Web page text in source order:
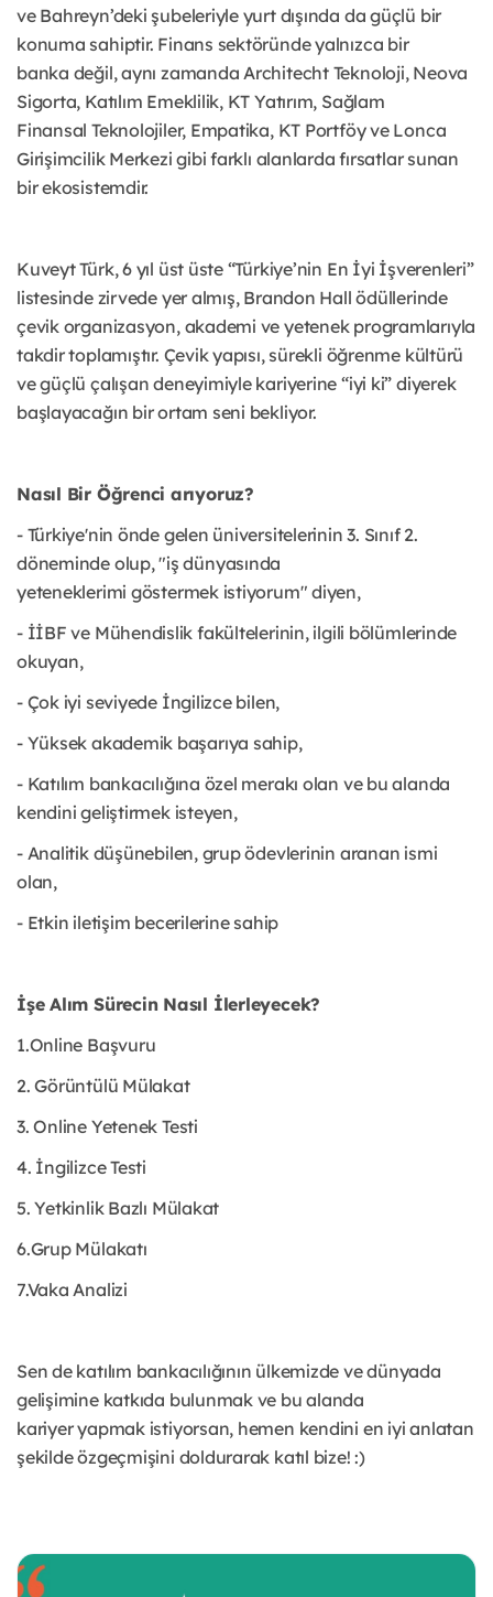
ve Bahreyn’deki şubeleriyle yurt dışında da güçlü bir
konuma sahiptir. Finans sektöründe yalnızca bir
banka değil, aynı zamanda Architecht Teknoloji, Neova
Sigorta, Katılım Emeklilik, KT Yatırım, Sağlam
Finansal Teknolojiler, Empatika, KT Portföy ve Lonca
Girişimcilik Merkezi gibi farklı alanlarda fırsatlar sunan
birekosistemdir.
Kuveyt Türk, 6 yıl üst üste “Türkiye’nin En İyi İşverenleri”
listesinde zirvede yer almış, Brandon Hallödüllerinde
çevik organizasyon, akademi ve yetenek programlarıyla
takdir toplamıştır. Çevik yapısı, sürekli öğrenme kültürü
ve güçlü çalışan deneyimiyle kariyerine “iyi ki” diyerek
başlayacağın bir ortam seni bekliyor.
Nasıl Bir Öğrenci arıyoruz?
- Türkiye'nin önde gelen üniversitelerinin 3. Sınıf 2.
döneminde olup, "iş dünyasında
yeteneklerimi göstermek istiyorum" diyen,
- İİBF ve Mühendislik fakültelerinin, ilgili bölümlerinde
okuyan,
- Çok iyi seviyede İngilizce bilen,
- Yüksek akademik başarıya sahip,
- Katılım bankacılığına özel merakı olan ve bu alanda
kendini geliştirmek isteyen,
- Analitik düşünebilen, grup ödevlerinin aranan ismi
olan,
- Etkin iletişim becerilerine sahip
İşe Alım Sürecin Nasıl İlerleyecek?
1.Online Başvuru
2. Görüntülü Mülakat
3. Online Yetenek Testi
4. İngilizce Testi
5. Yetkinlik Bazlı Mülakat
6.Grup Mülakatı
7.Vaka Analizi
Sen de katılım bankacılığının ülkemizde ve dünyada
gelişimine katkıda bulunmak ve bu alanda
kariyeryapmak istiyorsan, hemen kendini en iyi anlatan
şekilde özgeçmişini doldurarak katıl bize! :)